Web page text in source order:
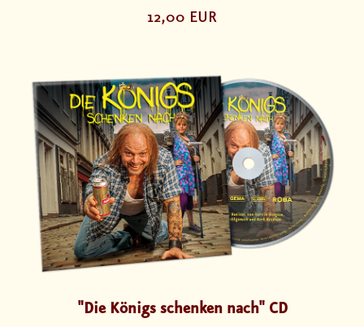
12,00 EUR
"Die Königs schenken nach" CD